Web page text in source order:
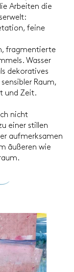
Arbeiten die
feine
fragmentierte
Wasser
dekoratives
Raum,
und Zeit.
nicht
einer stillen
aufmerksamen
äußeren wie